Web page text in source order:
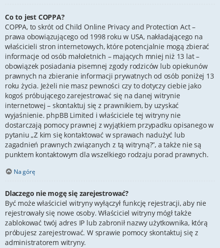
Co to jest COPPA?
COPPA, to skrót od Child Online Privacy and Protection Act –
prawa obowiązującego od 1998 roku w USA, nakładającego na
właścicieli stron internetowych, które potencjalnie mogą zbierać
informacje od osób małoletnich – mających mniej niż 13 lat –
obowiązek posiadania pisemnej zgody rodziców lub opiekunów
prawnych na zbieranie informacji prywatnych od osób poniżej 13
roku życia. Jeżeli nie masz pewności czy to dotyczy ciebie jako
kogoś próbującego zarejestrować się na danej witrynie
internetowej – skontaktuj się z prawnikiem, by uzyskać
wyjaśnienie. phpBB Limited i właściciele tej witryny nie
dostarczają pomocy prawnej z wyjątkiem przypadku opisanego w
pytaniu „Z kim się kontaktować w sprawach nadużyć lub
zagadnień prawnych związanych z tą witryną?”, a także nie są
punktem kontaktowym dla wszelkiego rodzaju porad prawnych.
Na górę
Dlaczego nie mogę się zarejestrować?
Być może właściciel witryny wyłączył funkcję rejestracji, aby nie
rejestrowały się nowe osoby. Właściciel witryny mógł także
zablokować twój adres IP lub zabronił nazwy użytkownika, którą
próbujesz zarejestrować. W sprawie pomocy skontaktuj się z
administratorem witryny.